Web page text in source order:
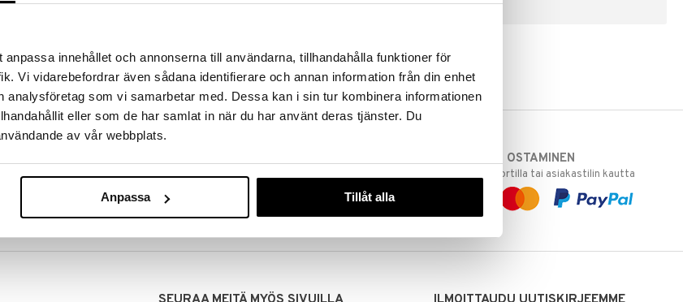
innehållet och annonserna till användarna, tillhandahålla funktioner för
Vi vidarebefordrar även sådana identifierare och annan information från din enhet
analysföretag som vi samarbetar med. Dessa kan i sin tur kombinera informationen
eller som de har samlat in när du har använt deras tjänster. Du
av vår webbplats.
Anpassa Tillåt alla
tilaukset lähetetään
Ostamalla suuria eriä tuotteita varastoomme
voimme pitää hinnat alhaisina juuri Sinua varten!
Voit olla varma, että teet löytöjä sivuillamme.
TURVALLINEN OSTAMINEN
laskulla, pankkikortilla tai asiakastilin kautta